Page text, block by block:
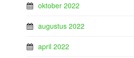
oktober 2022
augustus 2022
april 2022